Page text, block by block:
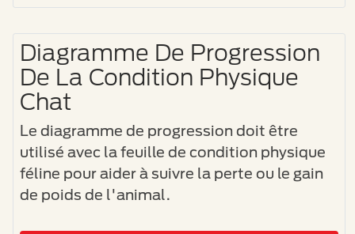
Diagramme De Progression
De La Condition Physique
Chat
Le diagramme de progression doit être
utilisé avec la feuille de condition physique
féline pour aider à suivre la perte ou le gain
de poids de l'animal.